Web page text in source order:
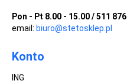
Pon - Pt 8.00 - 15.00 / 511
email: biuro@stetosklep.pl
Konto
ING